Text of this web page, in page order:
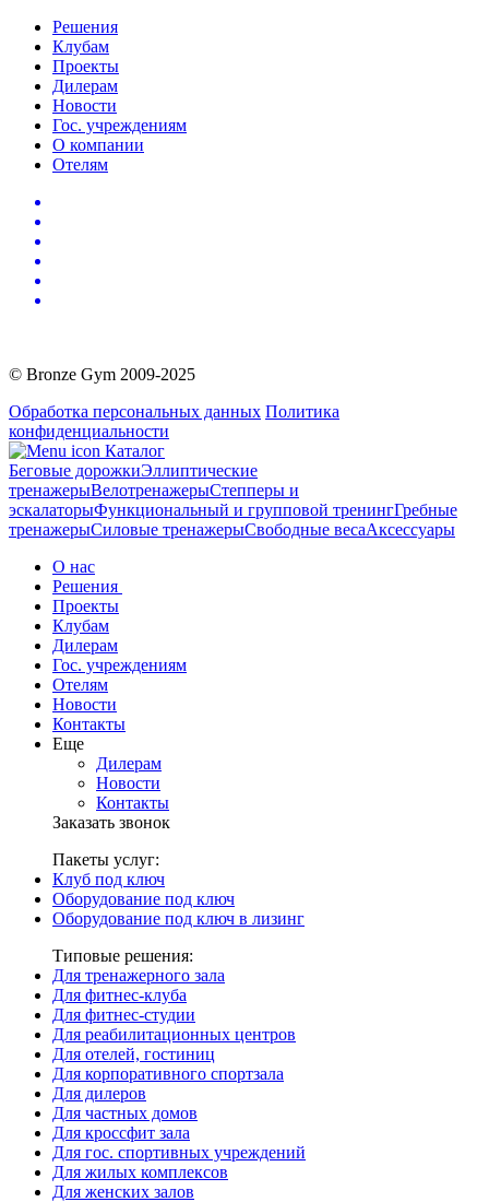
Решения
Клубам
Проекты
Дилерам
Новости
Гос. учреждениям
О компании
Отелям
© Bronze Gym 2009-2025
Обработка персональных данных Политика
конфиденциальности
Каталог
Беговые дорожкиЭллиптические
тренажерыВелотренажерыСтепперы и
эскалаторыФункциональный и групповой тренингГребные
тренажерыСиловые тренажерыСвободные весаАксессуары
О нас
Решения
Проекты
Клубам
Дилерам
Гос. учреждениям
Отелям
Новости
Контакты
Еще
Дилерам
Новости
Контакты
Заказать звонок
Пакеты услуг:
Клуб под ключ
Оборудование под ключ
Оборудование под ключ в лизинг
Типовые решения:
Для тренажерного зала
Для фитнес-клуба
Для фитнес-студии
Для реабилитационных центров
Для отелей, гостиниц
Для корпоративного спортзала
Для дилеров
Для частных домов
Для кроссфит зала
Для гос. спортивных учреждений
Для жилых комплексов
Для женских залов